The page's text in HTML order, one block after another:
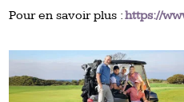
Pour en savoir plus :https://